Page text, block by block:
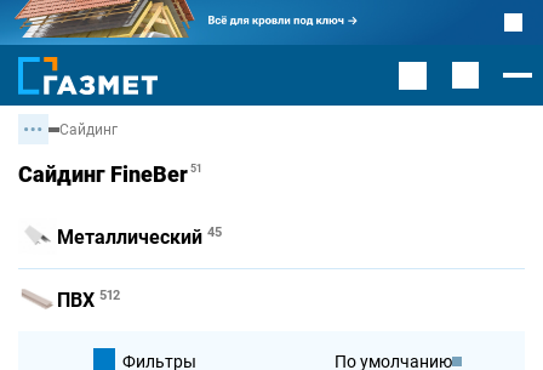
Сайдинг
Сайдинг FineBer51
Металлический 45
ПВХ 512
По умолчанию
Фильтры